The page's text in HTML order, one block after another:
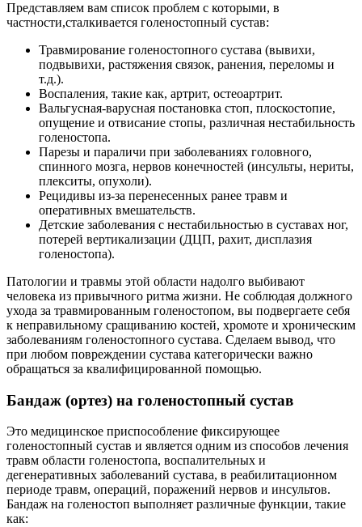
Представляем вам список проблем с которыми, в
частности,сталкивается голеностопный сустав:
Травмирование голеностопного сустава (вывихи,
подвывихи, растяжения связок, ранения, переломы и
т.д.).
Воспаления, такие как, артрит, остеоартрит.
Вальгусная-варусная постановка стоп, плоскостопие,
опущение и отвисание стопы, различная нестабильность
голеностопа.
Парезы и параличи при заболеваниях головного,
спинного мозга, нервов конечностей (инсульты, нериты,
плекситы, опухоли).
Рецидивы из-за перенесенных ранее травм и
оперативных вмешательств.
Детские заболевания с нестабильностью в суставах ног,
потерей вертикализации (ДЦП, рахит, дисплазия
голеностопа).
Патологии и травмы этой области надолго выбивают
человека из привычного ритма жизни. Не соблюдая должного
ухода за травмированным голеностопом, вы подвергаете себя
к неправильному сращиванию костей, хромоте и хроническим
заболеваниям голеностопного сустава. Сделаем вывод, что
при любом повреждении сустава категорически важно
обращаться за квалифицированной помощью.
Бандаж (ортез) на голеностопный сустав
Это медицинское приспособление фиксирующее
голеностопный сустав и является одним из способов лечения
травм области голеностопа, воспалительных и
дегенеративных заболеваний сустава, в реабилитационном
периоде травм, операций, поражений нервов и инсультов.
Бандаж на голеностоп выполняет различные функции, такие
как: